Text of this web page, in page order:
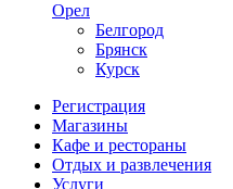
Орел
Белгород
Брянск
Курск
Регистрация
Магазины
Кафе и рестораны
Отдых и развлечения
Услуги